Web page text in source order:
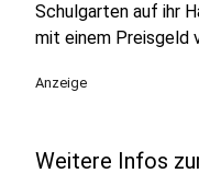
Schulgarten auf ihr
mit einem Preisgeld
Anzeige
Weitere Infos